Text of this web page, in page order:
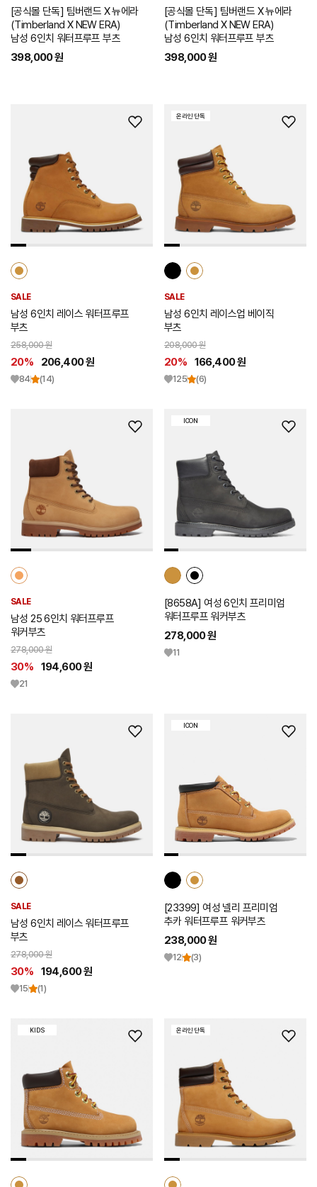
[공식몰 단독] 팀버랜드 X 뉴에라
(Timberland X NEW ERA)
남성 6인치 워터프루프 부츠
398,000 원
[공식몰 단독] 팀버랜드 X 뉴에라
(Timberland X NEW ERA)
남성 6인치 워터프루프 부츠
398,000 원
위
추
가
SALE
남성 6인치 레이스 워터프루프
부츠
258,000 원
20% 206,400 원
84 (14)
위
추
가
온라인 단독
SALE
남성 6인치 레이스업 베이직
부츠
208,000 원
20% 166,400 원
125 (6)
위
추
가
SALE
남성 25 6인치 워터프루프
워커부츠
278,000 원
30% 194,600 원
21
위
추
가
ICON
[8658A] 여성 6인치 프리미엄
워터프루프 워커부츠
278,000 원
11
위
추
가
SALE
남성 6인치 레이스 워터프루프
부츠
278,000 원
30% 194,600 원
15 (1)
위
트
추
가
ICON
[23399] 여성 넬리 프리미엄
추카 워터프루프 워커부츠
238,000 원
12 (3)
위
추
가
KIDS
위
추
가
온라인 단독